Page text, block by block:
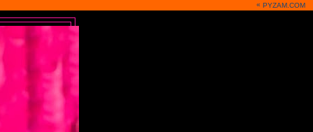
« PYZAM.COM